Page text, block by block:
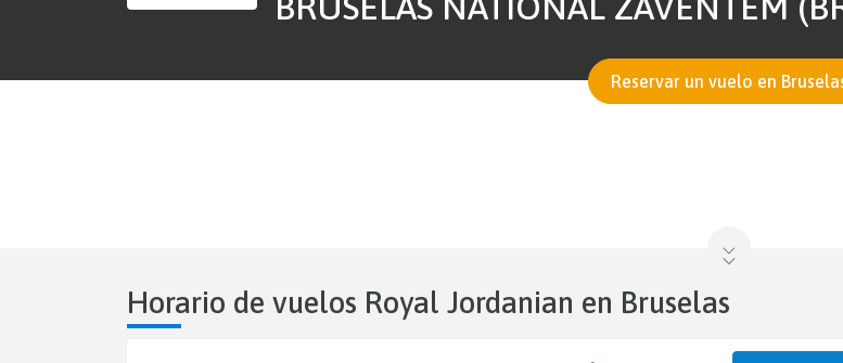
Reservar un vuelo en
Horario de vuelos Royal Jordanian en Bruselas